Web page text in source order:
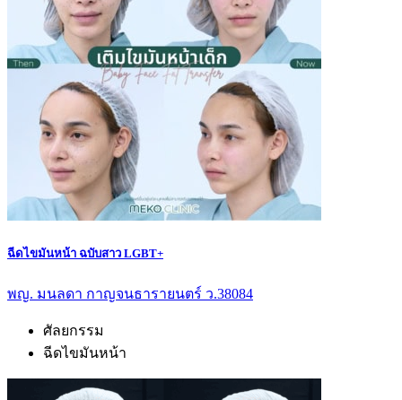
ฉีดไขมันหน้า ฉบับสาว LGBT+
พญ. มนลดา กาญจนธารายนตร์ ว.38084
ศัลยกรรม
ฉีดไขมันหน้า